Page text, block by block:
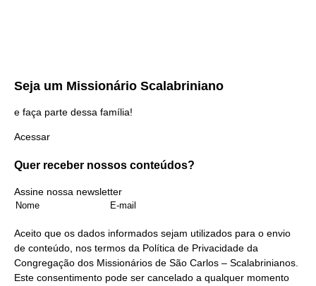
Seja um Missionário Scalabriniano
e faça parte dessa família!
Acessar
Quer receber nossos conteúdos?
Assine nossa newsletter
Aceito que os dados informados sejam utilizados para o envio
de conteúdo, nos termos da Política de Privacidade da
Congregação dos Missionários de São Carlos – Scalabrinianos.
Este consentimento pode ser cancelado a qualquer momento